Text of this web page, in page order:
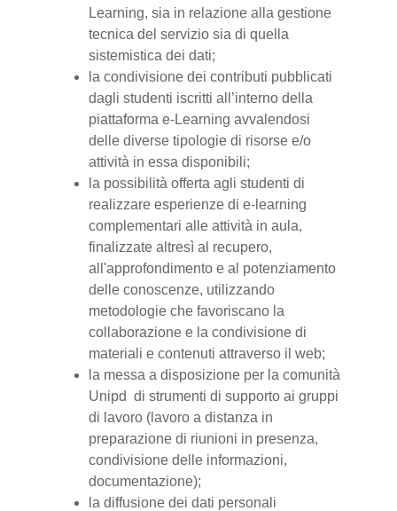
Learning, sia in relazione alla gestione
tecnica del servizio sia di quella
sistemistica dei dati;
la condivisione dei contributi pubblicati
dagli studenti iscritti all’interno della
piattaforma e-Learning avvalendosi
delle diverse tipologie di risorse e/o
attività in essa disponibili;
la possibilità offerta agli studenti di
realizzare esperienze di e-learning
complementari alle attività in aula,
finalizzate altresì al recupero,
all'approfondimento e al potenziamento
delle conoscenze, utilizzando
metodologie che favoriscano la
collaborazione e la condivisione di
materiali e contenuti attraverso il web;
la messa a disposizione per la comunità
Unipd di strumenti di supporto ai gruppi
di lavoro (lavoro a distanza in
preparazione di riunioni in presenza,
condivisione delle informazioni,
documentazione);
la diffusione dei dati personali